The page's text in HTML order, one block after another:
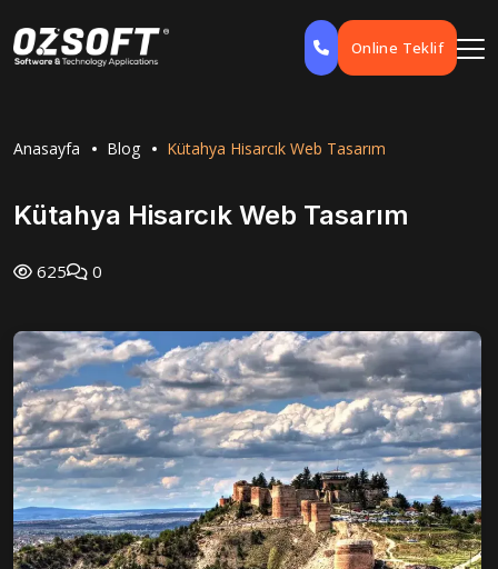
Online Teklif
Anasayfa Blog Kütahya Hisarcık Web Tasarım
Kütahya Hisarcık Web Tasarım
625 0